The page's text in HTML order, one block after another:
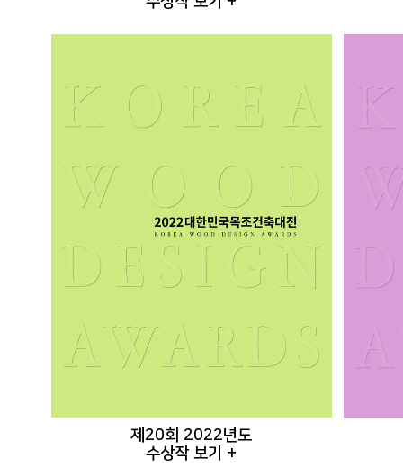
제20회 2022년도
수상작 보기 +